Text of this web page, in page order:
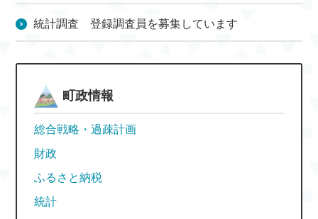
統計調査 登録調査員を募集しています
町政情報
総合戦略・過疎計画
財政
ふるさと納税
統計